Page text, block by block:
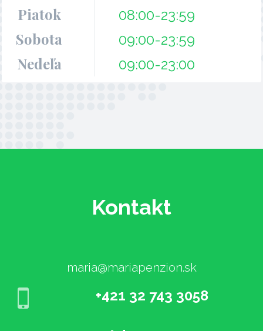
Piatok 08:00-23:59
Sobota 09:00-23:59
Nedeľa 09:00-23:00
Kontakt
maria@mariapenzion.sk
+421 32 743 3058